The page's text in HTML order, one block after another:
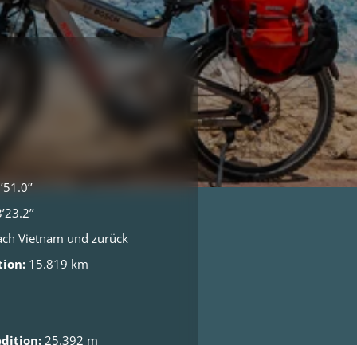
Vietnam und zurück
15.819 km
25.392 m